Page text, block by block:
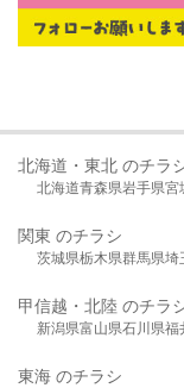
北海道・東北 のチラ
北海道青森県岩手県宮
関東 のチラシ
茨城県栃木県群馬県埼
甲信越・北陸 のチラ
新潟県富山県石川県福
東海 のチラシ